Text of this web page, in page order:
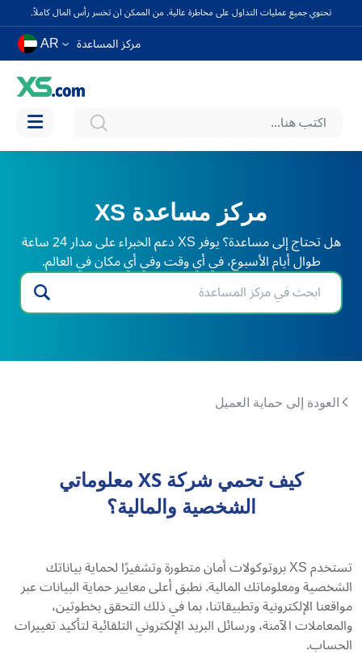
تحتوي جميع عمليات التداول على مخاطرة عالية. من الممكن ان تخسر رأس المال كاملاً.
مركز المساعدة AR
مركز مساعدة XS
هل تحتاج إلى مساعدة؟ يوفر XS دعم الخبراء على مدار 24 ساعة
طوال أيام الأسبوع، في أي وقت وفي أي مكان في العالم.
العودة إلى حماية العميل
كيف تحمي شركة XS معلوماتي
الشخصية والمالية؟
تستخدم XS بروتوكولات أمان متطورة وتشفيرًا لحماية بياناتك
الشخصية ومعلوماتك المالية. نطبق أعلى معايير حماية البيانات عبر
مواقعنا الإلكترونية وتطبيقاتنا، بما في ذلك التحقق بخطوتين،
والمعاملات الآمنة، ورسائل البريد الإلكتروني التلقائية لتأكيد تغييرات
الحساب.